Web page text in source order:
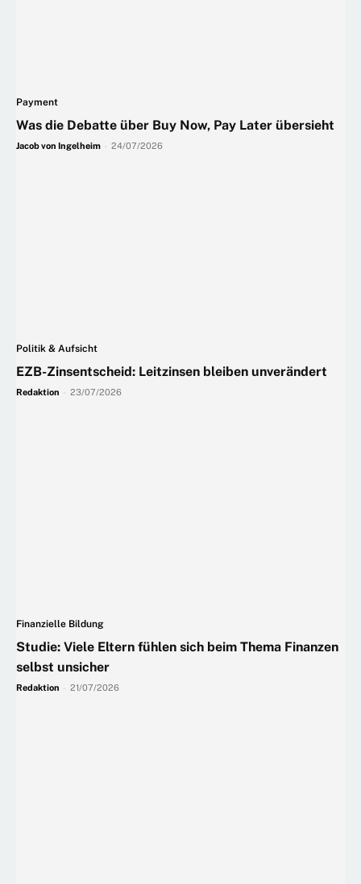
Payment
Was die Debatte über Buy Now, Pay Later übersieht
Jacob von Ingelheim 24/07/2026
Politik & Aufsicht
EZB-Zinsentscheid: Leitzinsen bleiben unverändert
Redaktion 23/07/2026
Finanzielle Bildung
Studie: Viele Eltern fühlen sich beim Thema Finanzen
selbst unsicher
Redaktion 21/07/2026